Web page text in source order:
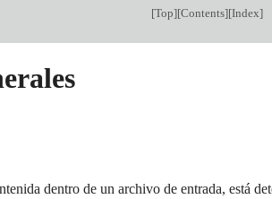
[Top][Contents][Index]
dentro de un archivo de entrada, está